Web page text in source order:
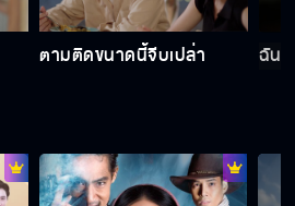
ตามติดขนาดนี้จีบเปล่า ฉันไ